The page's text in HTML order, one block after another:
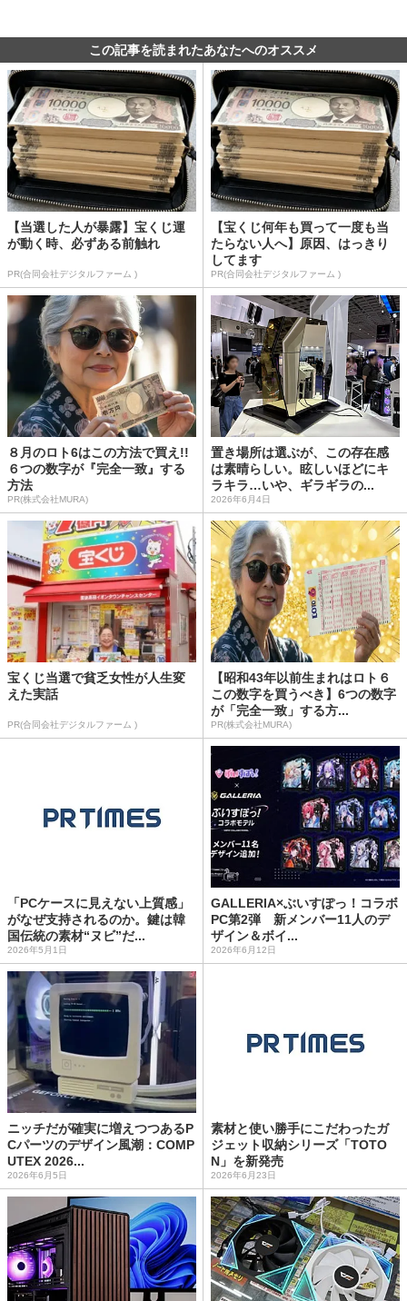
この記事を読まれたあなたへのオススメ
【当選した人が暴露】宝くじ運
が動く時、必ずある前触れ
PR(合同会社デジタルファーム )
【宝くじ何年も買って一度も当
たらない人へ】原因、はっきり
してます
PR(合同会社デジタルファーム )
８月のロト6はこの方法で買え!!
６つの数字が『完全一致』する
方法
PR(株式会社MURA)
置き場所は選ぶが、この存在感
は素晴らしい。眩しいほどにキ
ラキラ…いや、ギラギラの...
2026年6月4日
宝くじ当選で貧乏女性が人生変
えた実話
PR(合同会社デジタルファーム )
【昭和43年以前生まれはロト６
この数字を買うべき】6つの数字
が「完全一致」する方...
PR(株式会社MURA)
「PCケースに見えない上質感」
がなぜ支持されるのか。鍵は韓
国伝統の素材“ヌビ”だ...
2026年5月1日
GALLERIA×ぶいすぽっ！コラボ
PC第2弾 新メンバー11人のデ
ザイン＆ボイ...
2026年6月12日
ニッチだが確実に増えつつあるP
Cパーツのデザイン風潮：COMP
UTEX 2026...
2026年6月5日
素材と使い勝手にこだわったガ
ジェット収納シリーズ「TOTO
N」を新発売
2026年6月23日